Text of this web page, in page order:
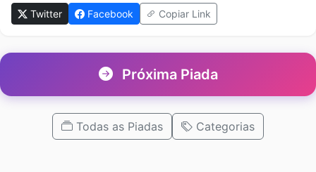
Twitter Facebook Copiar Link
Próxima Piada
Todas as Piadas Categorias